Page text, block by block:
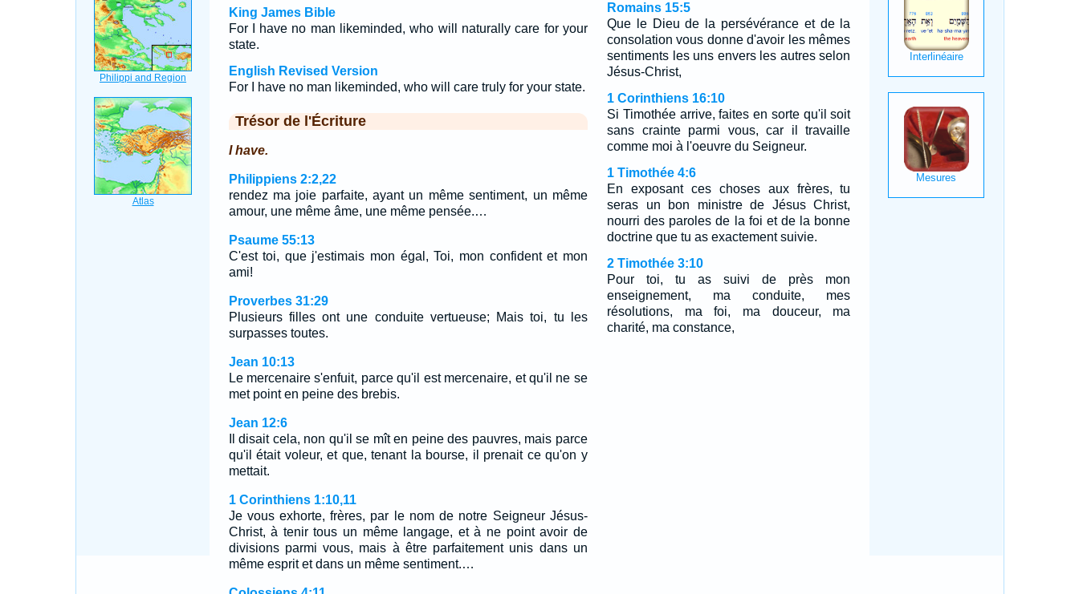
King James Bible
For I have no man likeminded, who will naturally care for your
state.
English Revised Version
For I have no man likeminded, who will care truly for your state.
Trésor de l'Écriture
I have.
Philippiens 2:2,22
rendez ma joie parfaite, ayant un même sentiment, un même
amour, une même âme, une même pensée.…
Psaume 55:13
C'est toi, que j'estimais mon égal, Toi, mon confident et mon
ami!
Proverbes 31:29
Plusieurs filles ont une conduite vertueuse; Mais toi, tu les
surpasses toutes.
Jean 10:13
Le mercenaire s'enfuit, parce qu'il est mercenaire, et qu'il ne se
met point en peine des brebis.
Jean 12:6
Il disait cela, non qu'il se mît en peine des pauvres, mais parce
qu'il était voleur, et que, tenant la bourse, il prenait ce qu'on y
mettait.
1 Corinthiens 1:10,11
Je vous exhorte, frères, par le nom de notre Seigneur Jésus-
Christ, à tenir tous un même langage, et à ne point avoir de
divisions parmi vous, mais à être parfaitement unis dans un
même esprit et dans un même sentiment.…
Romains 15:5
Que le Dieu de la persévérance et de la
consolation vous donne d'avoir les mêmes
sentiments les uns envers les autres selon
Jésus-Christ,
1 Corinthiens 16:10
Si Timothée arrive, faites en sorte qu'il soit
sans crainte parmi vous, car il travaille
comme moi à l'oeuvre du Seigneur.
1 Timothée 4:6
En exposant ces choses aux frères, tu
seras un bon ministre de Jésus Christ,
nourri des paroles de la foi et de la bonne
doctrine que tu as exactement suivie.
2 Timothée 3:10
Pour toi, tu as suivi de près mon
enseignement, ma conduite, mes
résolutions, ma foi, ma douceur, ma
charité, ma constance,